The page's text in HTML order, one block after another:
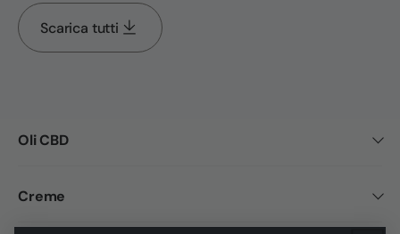
Scarica tutti
Oli CBD
Creme